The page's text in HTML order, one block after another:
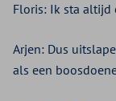
Floris: Ik sta altijd
Arjen: Dus
als een